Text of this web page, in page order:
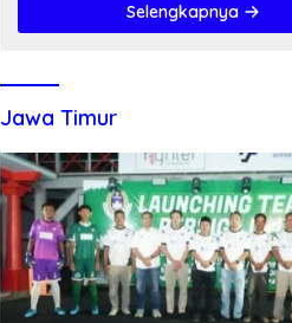
Selengkapnya
Jawa Timur